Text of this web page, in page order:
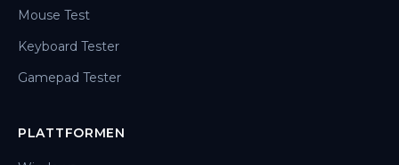
Mouse Test
Keyboard Tester
Gamepad Tester
PLATTFORMEN